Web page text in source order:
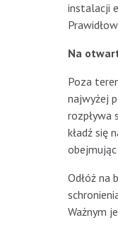
instalacji
Na
Poza
najwyżej
rozpływa
kładź się
Odłóż na
Ważnym